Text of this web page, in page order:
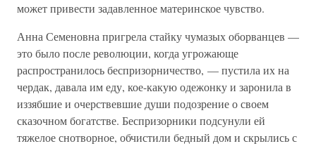
может привести задавленное материнское чувство.
Анна Семеновна пригрела стайку чумазых оборванцев —
это было после революции, когда угрожающе
распространилось беспризорничество, — пустила их на
чердак, давала им еду, кое-какую одежонку и заронила в
иззябшие и очерствевшие души подозрение о своем
сказочном богатстве. Беспризорники подсунули ей
тяжелое снотворное, обчистили бедный дом и скрылись с